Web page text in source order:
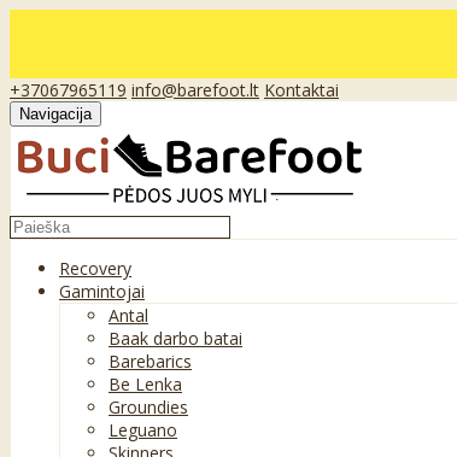
+37067965119 info@barefoot.lt Kontaktai
Navigacija
Recovery
Gamintojai
Antal
Baak darbo batai
Barebarics
Be Lenka
Groundies
Leguano